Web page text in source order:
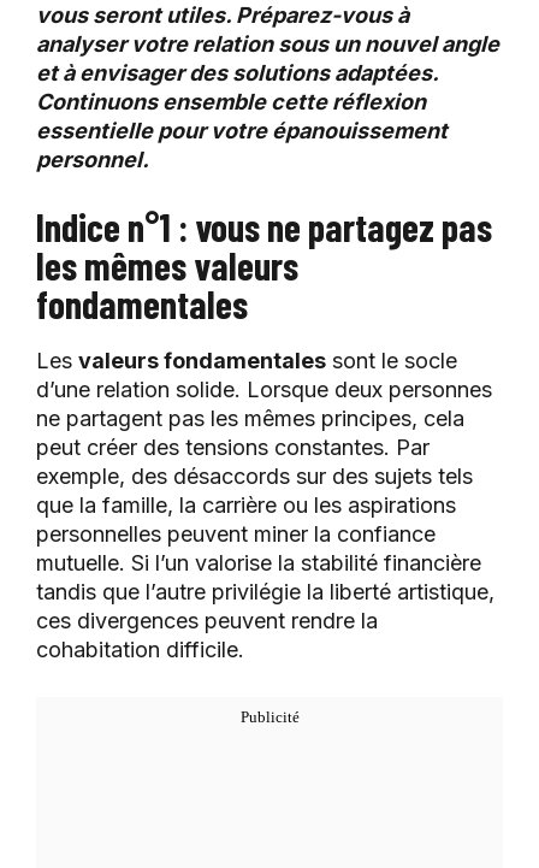
vous seront utiles. Préparez-vous à
analyser votre relation sous un nouvel angle
et à envisager des solutions adaptées.
Continuons ensemble cette réflexion
essentielle pour votre épanouissement
personnel.
Indice n°1 : vous ne partagez pas
les mêmes valeurs
fondamentales
Les valeurs fondamentales sont le socle
d’une relation solide. Lorsque deux personnes
ne partagent pas les mêmes principes, cela
peut créer des tensions constantes. Par
exemple, des désaccords sur des sujets tels
que la famille, la carrière ou les aspirations
personnelles peuvent miner la confiance
mutuelle. Si l’un valorise la stabilité financière
tandis que l’autre privilégie la liberté artistique,
ces divergences peuvent rendre la
cohabitation difficile.